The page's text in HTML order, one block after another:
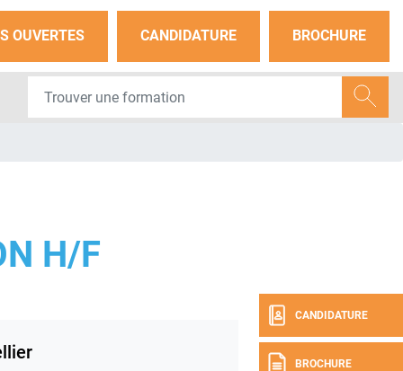
OUVERTES CANDIDATURE BROCHURE
CANDIDATURE
BROCHURE
H/F